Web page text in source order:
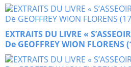
EXTRAITS DU LIVRE «
De GEOFFREY WION FLORENS